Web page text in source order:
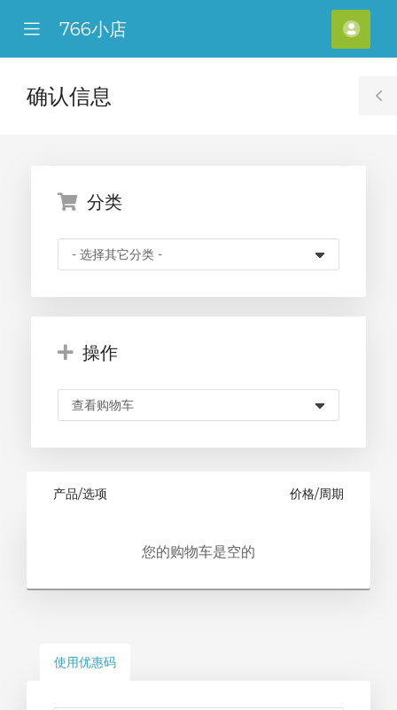
Mobile
Menu
766小店
账
户
确认信息
分类
操作
产品/选项 价格/周期
您的购物车是空的
使用优惠码